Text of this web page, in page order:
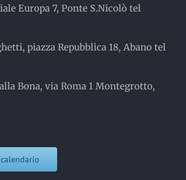
Europa 7, Ponte S.Nicolò tel
piazza Repubblica 18, Abano tel
Bona, via Roma 1 Montegrotto,